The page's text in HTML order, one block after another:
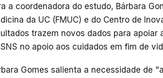
a coordenadora do estudo, Bárbara
da UC (FMUC) e do Centro de
trazem novos dados para
no apoio aos cuidados em fim de
Gomes salienta a necessidade de